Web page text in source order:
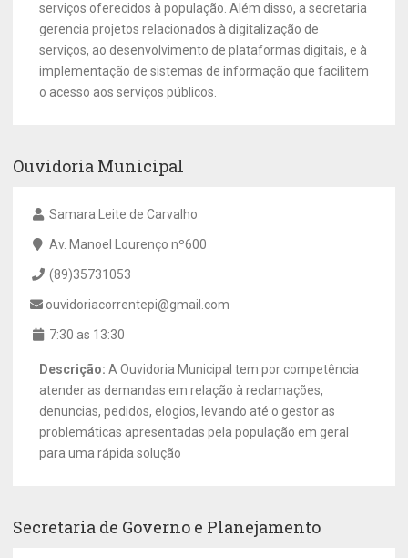
serviços oferecidos à população. Além disso, a secretaria
gerencia projetos relacionados à digitalização de
serviços, ao desenvolvimento de plataformas digitais, e à
implementação de sistemas de informação que facilitem
o acesso aos serviços públicos.
Ouvidoria Municipal
Samara Leite de Carvalho
Av. Manoel Lourenço nº600
(89)35731053
ouvidoriacorrentepi@gmail.com
7:30 as 13:30
Descrição: A Ouvidoria Municipal tem por competência
atender as demandas em relação à reclamações,
denuncias, pedidos, elogios, levando até o gestor as
problemáticas apresentadas pela população em geral
para uma rápida solução
Secretaria de Governo e Planejamento